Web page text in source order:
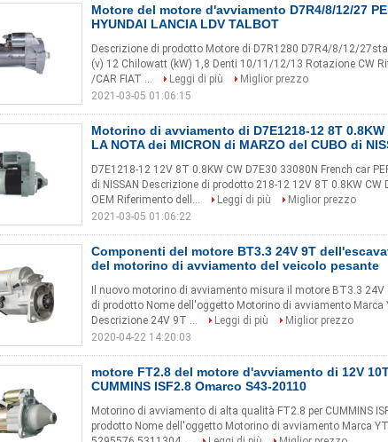
Motore del motore d'avviamento D7R4/8/12/27
HYUNDAI LANCIA LDV TALBOT
Descrizione di prodotto Motore di D7R1280 D7R4/8/12/
(v) 12 Chilowatt (kW) 1,8 Denti 10/11/12/13 Rotazione CW
/CAR FIAT ...
Leggi di più
Miglior prezzo
2021-03-05 01:06:15
Motorino di avviamento di D7E1218-12 8T 0.8KW
LA NOTA dei MICRON di MARZO del CUBO di
D7E1218-12 12V 8T 0.8KW CW D7E30 33080N French car
di NISSAN Descrizione di prodotto 218-12 12V 8T 0.8KW CW
OEM Riferimento dell...
Leggi di più
Miglior prezzo
2021-03-05 01:06:22
Componenti del motore BT3.3 24V 9T
del motorino di avviamento del veicolo pesante
Il nuovo motorino di avviamento misura il motore BT3.3
di prodotto Nome dell'oggetto Motorino di avviamento Marca
Descrizione 24V 9T ...
Leggi di più
Miglior prezzo
2020-04-22 14:20:03
motore FT2.8 del motore d'avviamento di 12V
CUMMINS ISF2.8 Omarco S43-20110
Motorino di avviamento di alta qualità FT2.8 per CUMMINS
prodotto Nome dell'oggetto Motorino di avviamento Marca